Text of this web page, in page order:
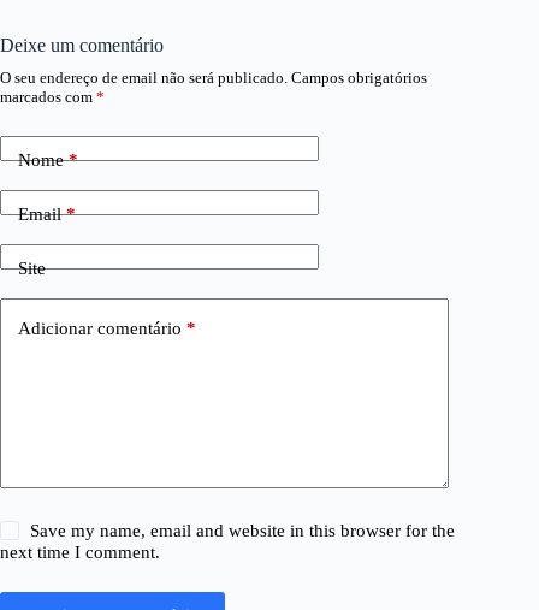
Deixe um comentário
O seu endereço de email não será publicado. Campos obrigatórios
marcados com *
Nome*
Email*
Site
Adicionar comentário *
Save my name, email and website in this browser for the
next time I comment.